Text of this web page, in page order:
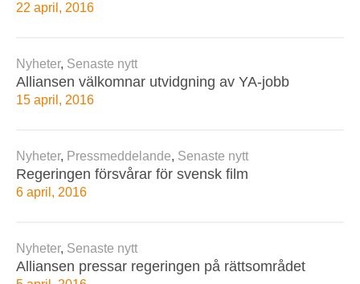
22 april, 2016
Nyheter, Senaste nytt
Alliansen välkomnar utvidgning av YA-jobb
15 april, 2016
Nyheter, Pressmeddelande, Senaste nytt
Regeringen försvårar för svensk film
6 april, 2016
Nyheter, Senaste nytt
Alliansen pressar regeringen på rättsområdet